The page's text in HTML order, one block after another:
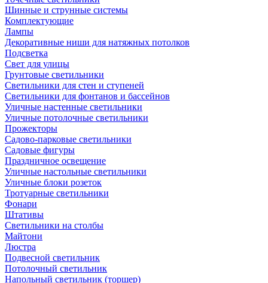
Шинные и струнные системы
Комплектующие
Лампы
Декоративные ниши для натяжных потолков
Подсветка
Свет для улицы
Грунтовые светильники
Светильники для стен и ступеней
Светильники для фонтанов и бассейнов
Уличные настенные светильники
Уличные потолочные светильники
Прожекторы
Садово-парковые светильники
Садовые фигуры
Праздничное освещение
Уличные настольные светильники
Уличные блоки розеток
Тротуарные светильники
Фонари
Штативы
Светильники на столбы
Майтони
Люстра
Подвесной светильник
Потолочный светильник
Напольный светильник (торшер)